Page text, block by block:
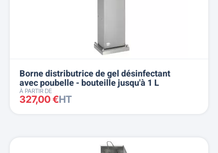
Borne distributrice de gel désinfectant
avec poubelle - bouteille jusqu'à 1 L
À PARTIR DE
327,00 €HT